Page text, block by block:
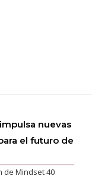
nuevas
el futuro de
de Mindset 40